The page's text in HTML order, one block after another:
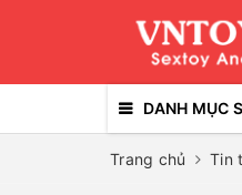
DANH MỤC
Trang chủ Tin